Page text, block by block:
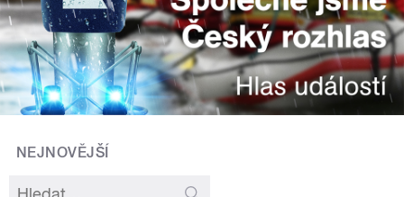
NEJNOVĚJŠÍ